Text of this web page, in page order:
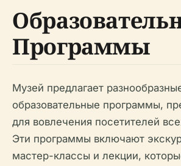
Программы
Музей предлагает
образовательные программы,
для вовлечения посетителей
Эти программы включают
мастер-классы и лекции,